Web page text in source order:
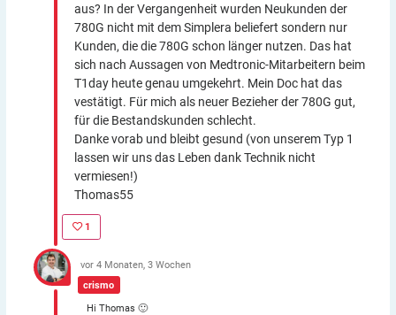
aus? In der Vergangenheit wurden Neukunden der
780G nicht mit dem Simplera beliefert sondern nur
Kunden, die die 780G schon länger nutzen. Das hat
sich nach Aussagen von Medtronic-Mitarbeitern beim
T1day heute genau umgekehrt. Mein Doc hat das
vestätigt. Für mich als neuer Bezieher der 780G gut,
für die Bestandskunden schlecht.
Danke vorab und bleibt gesund (von unserem Typ 1
lassen wir uns das Leben dank Technik nicht
vermiesen!)
Thomas55
1
crismo
vor 4 Monaten, 3 Wochen
Hi Thomas 🙂